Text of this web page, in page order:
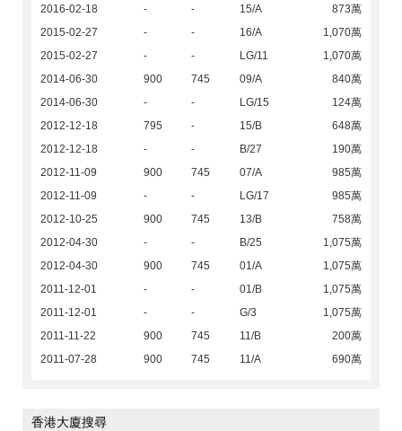
2016-02-18 - - 15/A
873萬
2015-02-27
- - 16/A
1,070萬
2015-02-27
- - LG/11
1,070萬
2014-06-30
900 745 09/A
840萬
2014-06-30
- - LG/15
124萬
2012-12-18
795 - 15/B
648萬
2012-12-18
- - B/27
190萬
2012-11-09
900 745 07/A
985萬
2012-11-09
- - LG/17
985萬
2012-10-25
900 745 13/B
758萬
2012-04-30
- - B/25
1,075萬
2012-04-30
900 745 01/A
1,075萬
2011-12-01
- - 01/B
1,075萬
2011-12-01
- - G/3
1,075萬
2011-11-22
900 745 11/B
200萬
2011-07-28
900 745 11/A 690萬
香港大廈搜尋